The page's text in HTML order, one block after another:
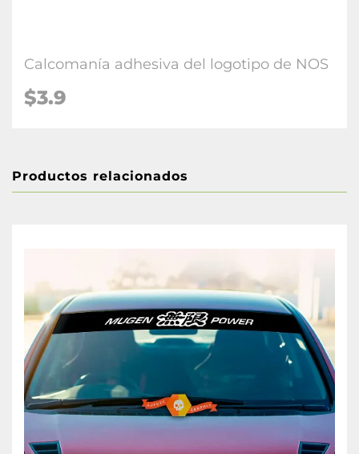
Calcomanía adhesiva del logotipo de NOS
$3.9
Productos relacionados